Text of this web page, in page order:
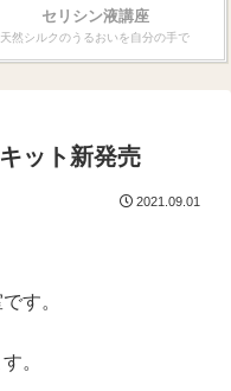
セリシン液講座
天然シルクのうるおいを自分の手で
ット新発売
2021.09.01
す。
。